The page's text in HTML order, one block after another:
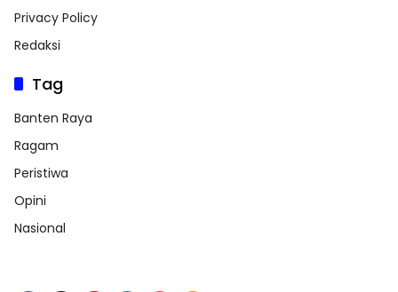
Privacy Policy
Redaksi
Tag
Banten Raya
Ragam
Peristiwa
Opini
Nasional